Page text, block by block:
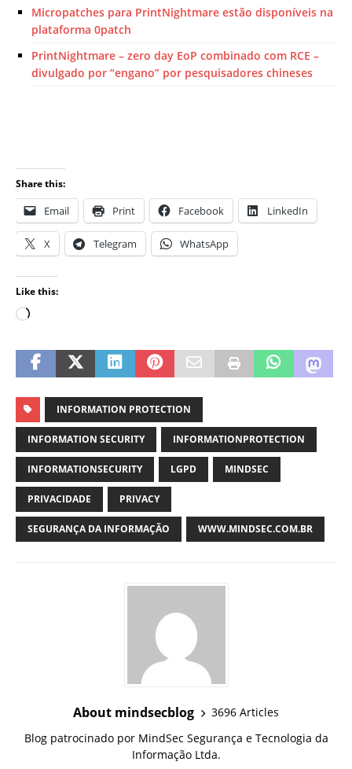
Micropatches para PrintNightmare estão disponíveis na
plataforma 0patch
PrintNightmare – zero day EoP combinado com RCE –
divulgado por “engano” por pesquisadores chineses
Share this:
Email Print Facebook LinkedIn
X Telegram WhatsApp
Like this:
INFORMATION PROTECTION
INFORMATION SECURITY INFORMATIONPROTECTION
INFORMATIONSECURITY LGPD MINDSEC
PRIVACIDADE PRIVACY
SEGURANÇA DA INFORMAÇÃO WWW.MINDSEC.COM.BR
About mindsecblog
3696 Articles
Blog patrocinado por MindSec Segurança e Tecnologia da
Informação Ltda.